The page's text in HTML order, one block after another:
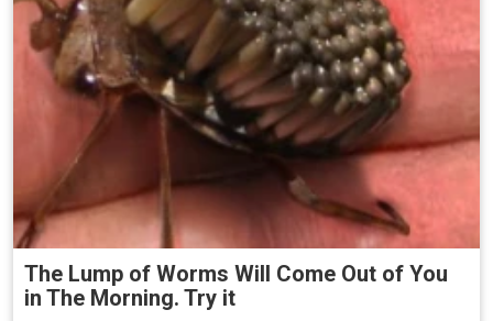
The Lump of Worms Will Come Out of You
in The Morning. Try it